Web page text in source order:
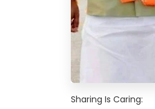
Sharing Is Caring: